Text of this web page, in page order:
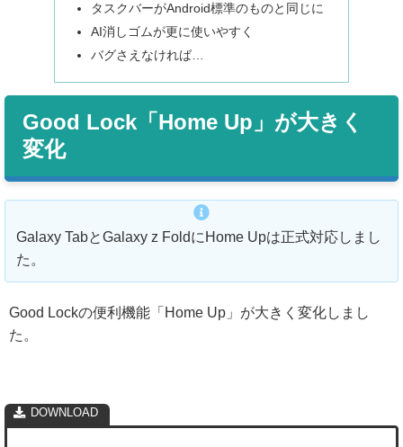
タスクバーがAndroid標準のものと同じに
AI消しゴムが更に使いやすく
バグさえなければ…
Good Lock「Home Up」が大きく
変化
Galaxy TabとGalaxy z FoldにHome Upは正式対応しまし
た。
Good Lockの便利機能「Home Up」が大きく変化しまし
た。